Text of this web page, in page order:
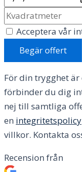
Acceptera vår
Begär offert
För din trygghet
förbinder du dig
nej till samtliga
en integritetspolicy
villkor. Kontakta
Recension från